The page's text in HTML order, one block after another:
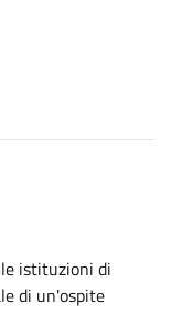
istituzioni di
di un'ospite